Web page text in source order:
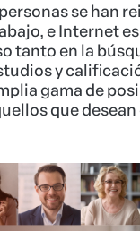
se han
e Internet
tanto en la
y
gama de
que